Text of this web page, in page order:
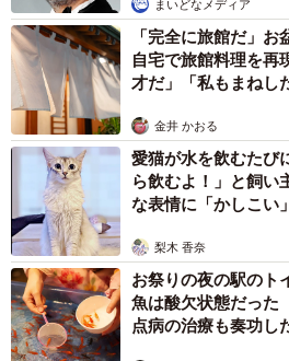
まいどなメディア
「完全に旅館だ」
自宅で旅館料理を
才だ」「私もまねし
金井 かおる
愛猫が水を飲むたび
ら飲むよ！」と飼
な表情に「かしこい
梨木 香奈
お祭りの夜の駅の
魚は酸欠状態だっ
点病の治療も奏功し